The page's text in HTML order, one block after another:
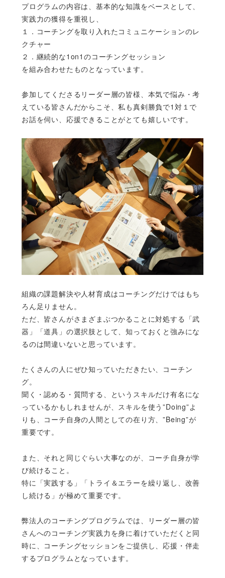
プログラムの内容は、基本的な知識をベースとして、
実践力の獲得を重視し、
１．コーチングを取り入れたコミュニケーションのレ
クチャー
２．継続的な1on1のコーチングセッション
を組み合わせたものとなっています。
参加してくださるリーダー層の皆様、本気で悩み・考
えている皆さんだからこそ、私も真剣勝負で1対１で
お話を伺い、応援できることがとても嬉しいです。
組織の課題解決や人材育成はコーチングだけではもち
ろん足りません。
ただ、皆さんがさまざまぶつかることに対処する「武
器」「道具」の選択肢として、知っておくと強みにな
るのは間違いないと思っています。
たくさんの人にぜひ知っていただきたい、コーチン
グ。
聞く・認める・質問する、というスキルだけ有名にな
っているかもしれませんが、スキルを使う”Doing”よ
りも、コーチ自身の人間としての在り方、”Being”が
重要です。
また、それと同じぐらい大事なのが、コーチ自身が学
び続けること。
特に「実践する」「トライ＆エラーを繰り返し、改善
し続ける」が極めて重要です。
弊法人のコーチングプログラムでは、リーダー層の皆
さんへのコーチング実践力を身に着けていただくと同
時に、コーチングセッションをご提供し、応援・伴走
するプログラムとなっています。